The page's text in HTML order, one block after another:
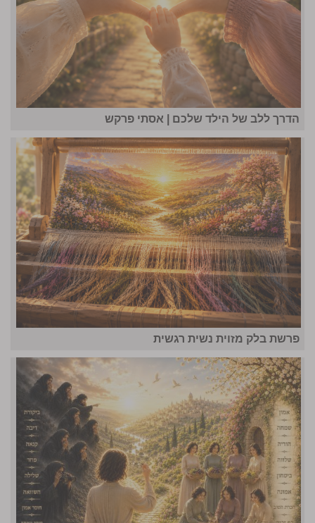
הדרך ללב של הילד שלכם | אסתי פרקש
פרשת בלק מזוית נשית רגשית